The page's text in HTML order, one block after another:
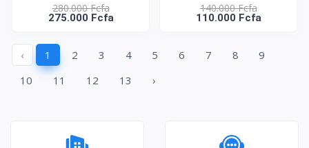
BATTANTS / 324 L /
INOX&SILVER/
DISTRIBUTEUR D'EAU
280.000 Fcfa
275.000 Fcfa
COMBINE 142 L SILVER
- TCL_F185BFS
140.000 Fcfa
110.000 Fcfa
‹ 1 2 3 4 5 6 7 8
9
10
11 12 13 ›